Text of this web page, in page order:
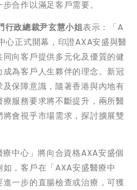
合作以滿足客戶需要。
行政總裁尹玄慧小姐表示：「A
心正式開幕，印證AXA安盛與醫
向客戶提供多元化及優質的健
為客戶人生夥伴的理念。新冠
保障意識，隨著香港與內地有
服務要求將不斷提升，兩所醫
會視乎市場需求，探討擴展雙
療中心」將向合資格AXA安盛個
，客戶在「AXA安盛醫療中
一步的直腸檢查或治療，可獲